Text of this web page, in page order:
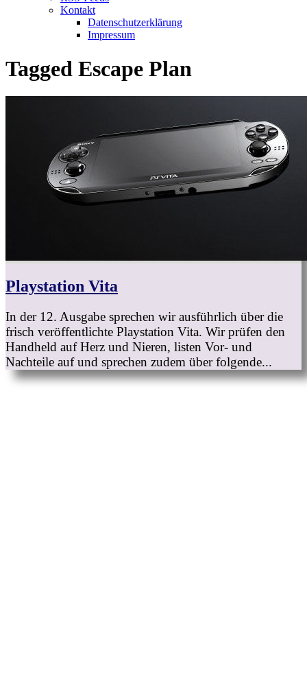
Kontakt
Datenschutzerklärung
Impressum
Tagged Escape Plan
Playstation Vita
In der 12. Ausgabe sprechen wir ausführlich über die
frisch veröffentlichte Playstation Vita. Wir prüfen den
Handheld auf Herz und Nieren, listen Vor- und
Nachteile auf und sprechen zudem über folgende...